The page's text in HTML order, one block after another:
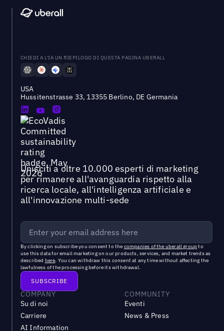
CHIEDI A L'IA UN RIEPILOGO DI QUESTA PAGINA UBERALL
USA
Hussitenstrasse 33, 13355 Berlino, DE Germania
Unisciti a oltre 10.000 esperti di marketing
per rimanere all'avanguardia rispetto alla
ricerca locale, all'intelligenza artificiale e
all'innovazione multi-sede
By clicking on subscribe you consent to the companies of the uberall groupto
use this data for email marketing on our products, services, and market trends as
described here. You can withdraw this consent at any time without affecting the
lawfulness of the processing before its withdrawal.
COMPANY
Su di noi
Carriere
AI Information
COMMUNITY
Eventi
News & Press